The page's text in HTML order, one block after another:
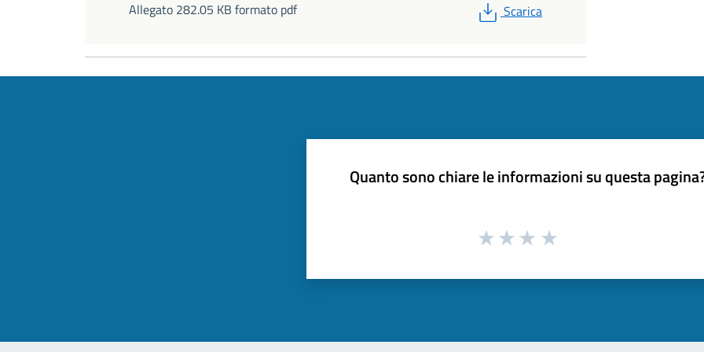
Allegato 282.05 KB formato pdf PDF
Scarica
Quanto sono chiare le informazioni su questa